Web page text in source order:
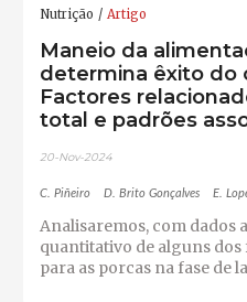
Nutrição Artigo
Maneio da
determina êxito do
Factores
total e padrões
20-Nov-2024
C. Piñeiro D. Brito Gonçalves E.
Analisaremos, com dados
quantitativo de alguns
para as porcas na fase de